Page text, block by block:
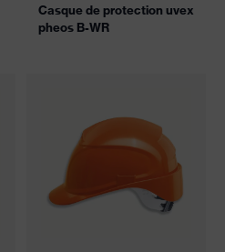
Casque de protection uvex
pheos B-WR